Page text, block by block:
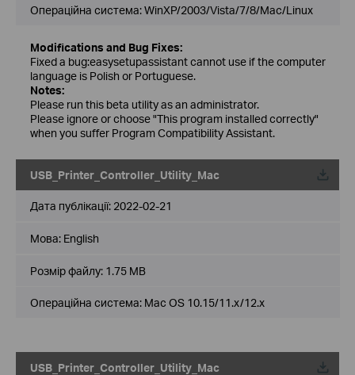
Операційна система: WinXP/2003/Vista/7/8/Mac/Linux
Modifications and Bug Fixes:
Fixed a bug:easysetupassistant cannot use if the computer
language is Polish or Portuguese.
Notes:
Please run this beta utility as an administrator.
Please ignore or choose "This program installed correctly"
when you suffer Program Compatibility Assistant.
USB_Printer_Controller_Utility_Mac
Дата публікації: 2022-02-21
Мова: English
Розмір файлу: 1.75 MB
Операційна система: Mac OS 10.15/11.x/12.x
USB_Printer_Controller_Utility_Mac